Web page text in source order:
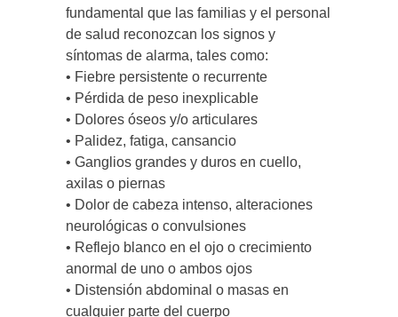
fundamental que las familias y el personal
de salud reconozcan los signos y
síntomas de alarma, tales como:
• Fiebre persistente o recurrente
• Pérdida de peso inexplicable
• Dolores óseos y/o articulares
• Palidez, fatiga, cansancio
• Ganglios grandes y duros en cuello,
axilas o piernas
• Dolor de cabeza intenso, alteraciones
neurológicas o convulsiones
• Reflejo blanco en el ojo o crecimiento
anormal de uno o ambos ojos
• Distensión abdominal o masas en
cualquier parte del cuerpo